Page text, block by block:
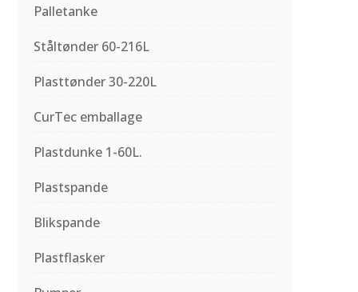
Palletanke
Ståltønder 60-216L
Plasttønder 30-220L
CurTec emballage
Plastdunke 1-60L.
Plastspande
Blikspande
Plastflasker